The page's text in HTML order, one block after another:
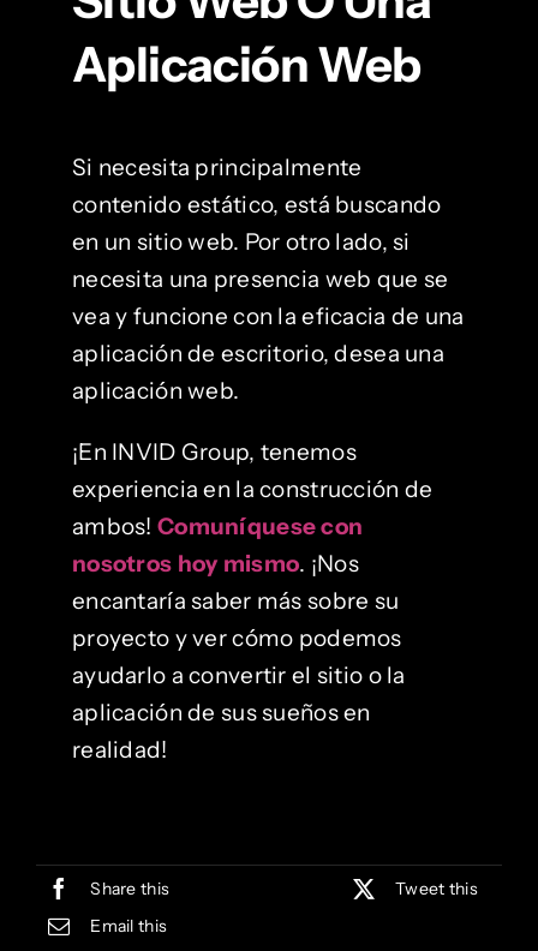
Aplicación Web
Si necesita principalmente
contenido estático, está buscando
en un sitio web. Por otro lado, si
necesita una presencia web que se
vea y funcione con la eficacia de una
aplicación de escritorio, desea una
aplicación web.
¡En INVID Group, tenemos
experiencia en la construcción de
ambos! Comuníquese con
nosotros hoy mismo. ¡Nos
encantaría saber más sobre su
proyecto y ver cómo podemos
ayudarlo a convertir el sitio o la
aplicación de sus sueños en
realidad!
Share this
Tweet this
Email this